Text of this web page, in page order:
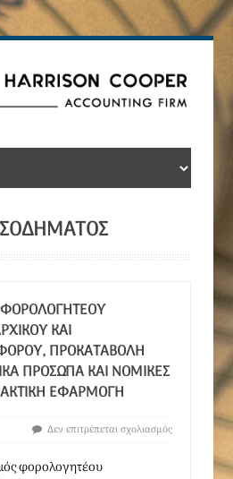
ΦΟΡΟΛΟΓΗΤΈΟΥ
ΚΑΙ
ΠΡΟΚΑΤΑΒΟΛΉ
ΠΡΌΣΩΠΑ ΚΑΙ ΝΟΜΙΚΈΣ
ΕΦΑΡΜΟΓΉ
Δεν επιτρέπεται σχολιασμός
φορολογητέου